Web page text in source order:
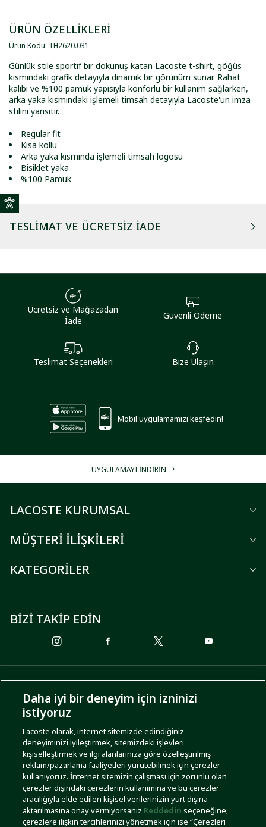
ÜRÜN ÖZELLİKLERİ
Ürün Kodu: TH2620.031
Günlük stile sportif bir dokunuş katan Lacoste t-shirt, göğüs
kısmındaki grafik detayıyla dinamik bir görünüm sunar. Rahat
kalıbı ve %100 pamuk yapısıyla konforlu bir kullanım sağlarken,
arka yaka kısmındaki işlemeli timsah detayıyla Lacoste'un imza
stilini yansıtır.
Regular fit
Kısa kollu
Arka yaka kısmında işlemeli timsah logosu
Bisiklet yaka
%100 Pamuk
TESLIMAT VE ÜCRETSIZ İADE
Ücretsiz ve Mağazadan
İade
Güvenli Ödeme
Teslimat Seçenekleri Bize Ulaşın
Mobil uygulamamızı keşfedin!
UYGULAMAYI İNDİRİN
LACOSTE KURUMSAL
MÜŞTERİ İLİŞKİLERİ
KATEGORİLER
BİZİ TAKİP EDİN
ÖDEME SEÇENEKLERİ
KARGO SEÇENEKLERİ
Daha iyi bir deneyim için izninizi
istiyoruz
Lacoste olarak, internet sitemizde edindiğiniz
deneyiminizi iyileştirmek, sitemizdeki işlevleri
kişiselleştirmek ve ilgi alanlarınıza göre özelleştirilmiş
reklam/pazarlama faaliyetleri yürütebilmek için çerezler
kullanıyoruz. İnternet sitemizin çalışması için zorunlu olan
çerezler dışındaki çerezlerin kullanımına ve bu çerezler
aracılığıyla elde edilen kişisel verilerinizin yurt dışına
aktarılmasına onay vermiyorsanız Reddedin seçeneğine;
çerezlere ilişkin tercihlerinizi yönetmek için ise “Çerezleri